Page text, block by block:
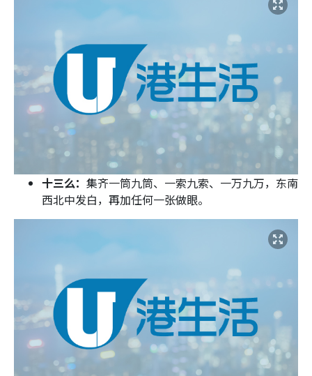
十三么： 集齐一筒九筒、一索九索、一万九万，东南
西北中发白，再加任何一张做眼。